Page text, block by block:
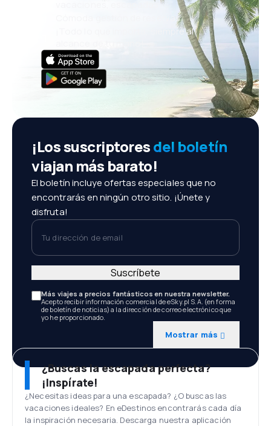
vacaciones, escapadas
Cómoda gestión de reservas
¡Todo lo que importa, siempre al
¡Los suscriptoresdel boletín
viajan más barato!
El boletín incluye ofertas especiales que no
encontrarás en ningún otro sitio. ¡Únete y
disfruta!
Tu dirección de email
Más viajes a precios fantásticos en nuestra newsletter.
Acepto recibir información comercial de eSky.pl S.A. (en forma
de boletín de noticias) a la dirección de correo electrónico que
yo he proporcionado.
Mostrar más
Suscríbete
¿Buscas la escapada perfecta?
¡Inspírate!
¿Necesitas ideas para una escapada? ¿O buscas las
vacaciones ideales? En eDestinos encontrarás cada día
la inspiración necesaria. Descarga nuestra aplicación